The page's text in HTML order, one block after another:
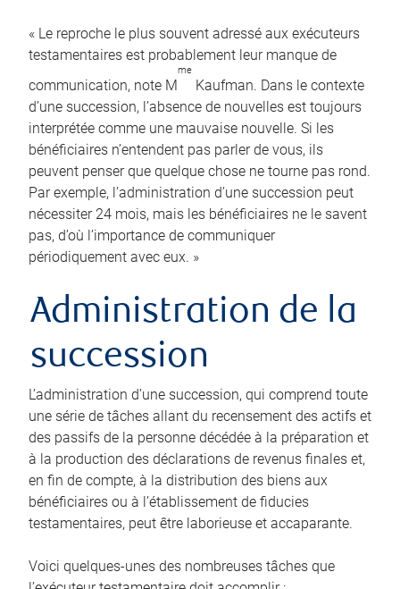
« Le reproche le plus souvent adressé aux exécuteurs
testamentaires est probablement leur manque de
communication, note M
me
Kaufman. Dans le contexte
d’une succession, l’absence de nouvelles est toujours
interprétée comme une mauvaise nouvelle. Si les
bénéficiaires n’entendent pas parler de vous, ils
peuvent penser que quelque chose ne tourne pas rond.
Par exemple, l’administration d’une succession peut
nécessiter 24 mois, mais les bénéficiaires ne le savent
pas, d’où l’importance de communiquer
périodiquement avec eux. »
Administration de la
succession
L’administration d’une succession, qui comprend toute
une série de tâches allant du recensement des actifs et
des passifs de la personne décédée à la préparation et
à la production des déclarations de revenus finales et,
en fin de compte, à la distribution des biens aux
bénéficiaires ou à l’établissement de fiducies
testamentaires, peut être laborieuse et accaparante.
Voici quelques-unes des nombreuses tâches que